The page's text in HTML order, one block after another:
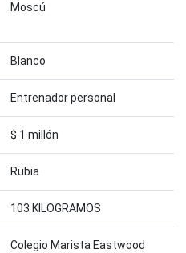
Moscú
Blanco
Entrenador personal
$ 1 millón
Rubia
103 KILOGRAMOS
Colegio Marista Eastwood